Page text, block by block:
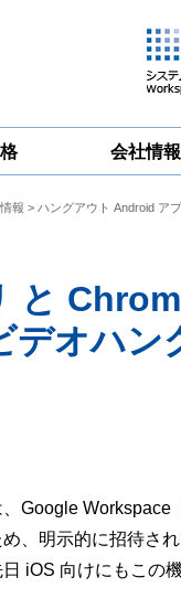
Google
会社情報
報 > ハングアウト Android ア
と
オハン
Google Workspace
、明示的に招待さ
iOS 向けにもこの